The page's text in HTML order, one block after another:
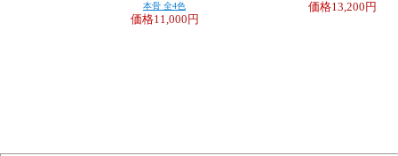
本骨 全4色
価格11,000円
価格13,200円